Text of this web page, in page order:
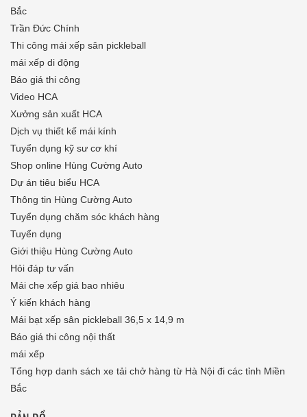
Bắc
Trần Đức Chính
Thi công mái xếp sân pickleball
mái xếp di động
Báo giá thi công
Video HCA
Xưởng sản xuất HCA
Dịch vụ thiết kế mái kính
Tuyển dụng kỹ sư cơ khí
Shop online Hùng Cường Auto
Dự án tiêu biểu HCA
Thông tin Hùng Cường Auto
Tuyển dụng chăm sóc khách hàng
Tuyển dụng
Giới thiệu Hùng Cường Auto
Hỏi đáp tư vấn
Mái che xếp giá bao nhiêu
Ý kiến khách hàng
Mái bạt xếp sân pickleball 36,5 x 14,9 m
Báo giá thi công nội thất
mái xếp
Tổng hợp danh sách xe tải chở hàng từ Hà Nội đi các tỉnh Miền
Bắc